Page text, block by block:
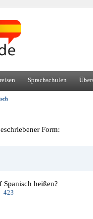
Sprachschulen
Form:
Spanisch heißen?
423